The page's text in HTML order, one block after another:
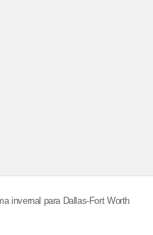
invernal para Dallas-Fort Worth